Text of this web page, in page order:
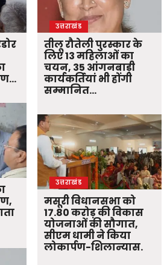
उत्तराखंड
तीलू रौतेली पुरस्कार के
लिए 13 महिलाओं का
चयन, 35 आंगनबाड़ी
कार्यकर्तियां भी होंगी
सम्मानित…
उत्तराखंड
मसूरी विधानसभा को
17.80 करोड़ की विकास
योजनाओं की सौगात,
सीएम धामी ने किया
लोकार्पण-शिलान्यास.